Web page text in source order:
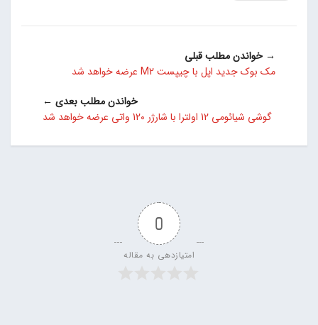
→ خواندن مطلب قبلی
مک بوک جدید اپل با چیپست M2 عرضه خواهد شد
خواندن مطلب بعدی ←
گوشی شیائومی 12 اولترا با شارژر 120 واتی عرضه خواهد شد
0
امتیازدهی به مقاله